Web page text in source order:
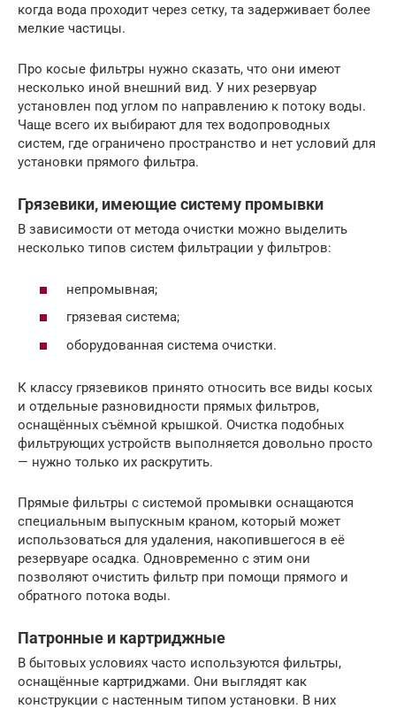
когда вода проходит через сетку, та задерживает более
мелкие частицы.
Про косые фильтры нужно сказать, что они имеют
несколько иной внешний вид. У них резервуар
установлен под углом по направлению к потоку воды.
Чаще всего их выбирают для тех водопроводных
систем, где ограничено пространство и нет условий для
установки прямого фильтра.
Грязевики, имеющие систему промывки
В зависимости от метода очистки можно выделить
несколько типов систем фильтрации у фильтров:
непромывная;
грязевая система;
оборудованная система очистки.
К классу грязевиков принято относить все виды косых
и отдельные разновидности прямых фильтров,
оснащённых съёмной крышкой. Очистка подобных
фильтрующих устройств выполняется довольно просто
— нужно только их раскрутить.
Прямые фильтры с системой промывки оснащаются
специальным выпускным краном, который может
использоваться для удаления, накопившегося в её
резервуаре осадка. Одновременно с этим они
позволяют очистить фильтр при помощи прямого и
обратного потока воды.
Патронные и картриджные
В бытовых условиях часто используются фильтры,
оснащённые картриджами. Они выглядят как
конструкции с настенным типом установки. В них